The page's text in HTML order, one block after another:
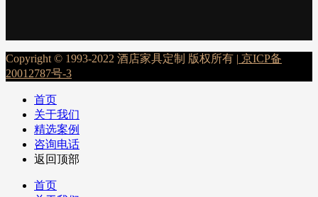
Copyright © 1993-2022 酒店家具定制 版权所有 | 京ICP备
20012787号-3
首页
关于我们
精选案例
咨询电话
返回顶部
首页